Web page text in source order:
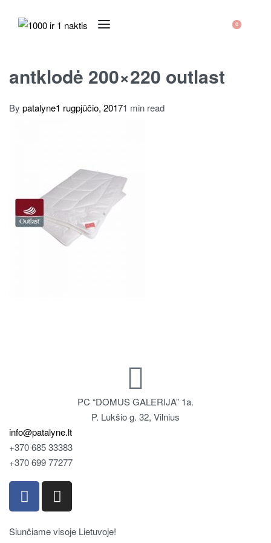
0
antklodė 200×220 outlast
By patalyne1 rugpjūčio, 20171 min read
PC “DOMUS GALERIJA” 1a.
P. Lukšio g. 32, Vilnius
info@patalyne.lt
+370 685 33383
+370 699 77277
Siunčiame visoje Lietuvoje!